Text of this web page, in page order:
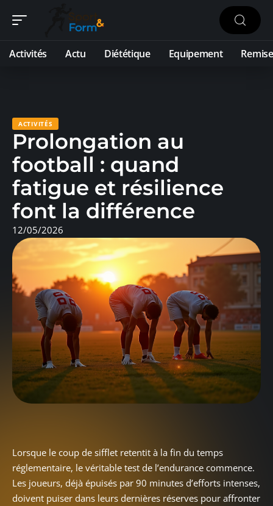
Activités Actu Diététique Equipement
ACTIVITÉS
Prolongation au
football : quand
fatigue et résilience
font la différence
12/05/2026
Lorsque le coup de sifflet retentit à la fin du temps
réglementaire, le véritable test de l’endurance commence.
Les joueurs, déjà épuisés par 90 minutes d’efforts intenses,
doivent puiser dans leurs dernières réserves pour affronter